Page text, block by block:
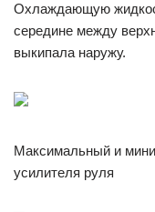
Охлаждающую
середине между
выкипала наружу.
Максимальный и
усилителя руля